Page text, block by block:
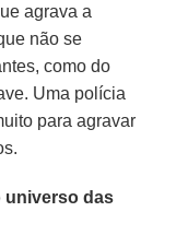
agrava a
não se
como do
Uma polícia
para agravar
universo das